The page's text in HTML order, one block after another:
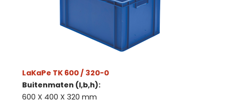
LaKaPe TK 600 / 320-0
Buitenmaten (l,b,h):
600 X 400 X 320 mm